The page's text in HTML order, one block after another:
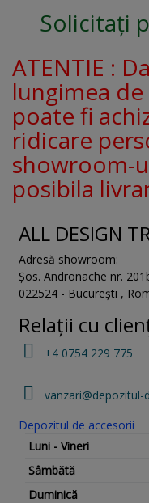
Solicitați
ATENTIE :
lungimea
poate fi
ridicare
showroom-
posibila
ALL DESIGN
Adresă showroom:
Șos. Andronache nr.
022524 - București ,
Relații cu
+4 0754 229 775
vanzari@depozitul-
Depozitul de accesorii
Luni - Vineri
Sâmbătă
Duminică